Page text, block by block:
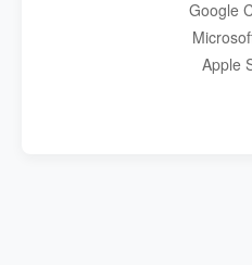
Google
Apple